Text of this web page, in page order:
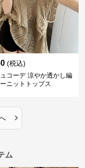
(税込)
コーデ 涼やか透かし編
ニットトップス
›
ム